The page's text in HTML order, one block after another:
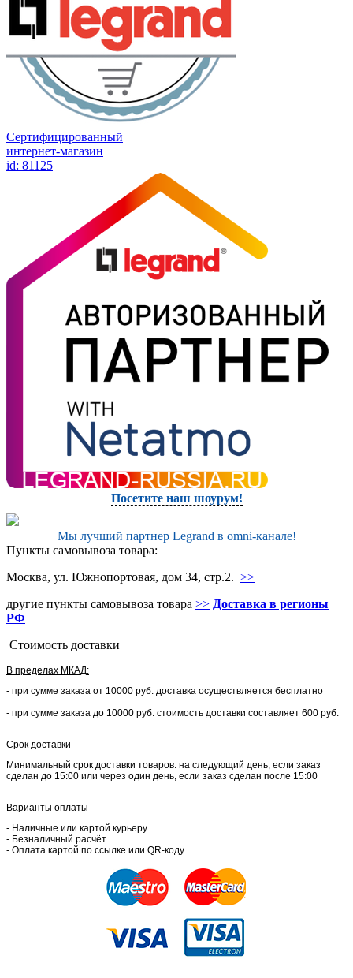
Сертифицированный
интернет-магазин
id: 81125
Посетите наш шоурум!
Мы лучший партнер Legrand в omni-канале!
Пункты самовывоза товара:
Москва, ул. Южнопортовая, дом 34, стр.2. >>
другие пункты самовывоза товара >> Доставка в регионы
РФ
Стоимость доставки
В пределах МКАД:
- при сумме заказа от 10000 руб. доставка осуществляется бесплатно
- при сумме заказа до 10000 руб. стоимость доставки составляет 600 руб.
Срок доставки
Минимальный срок доставки товаров: на следующий день, если заказ
сделан до 15:00 или через один день, если заказ сделан после 15:00
Варианты оплаты
- Наличные или картой курьеру
- Безналичный расчёт
- Оплата картой по ссылке или QR-коду